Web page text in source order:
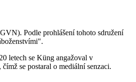
Podle prohlášení tohoto sdružení
letech se Küng angažoval v
se postaral o mediální senzaci.